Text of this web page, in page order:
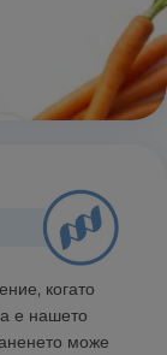
когато
е нашето
може